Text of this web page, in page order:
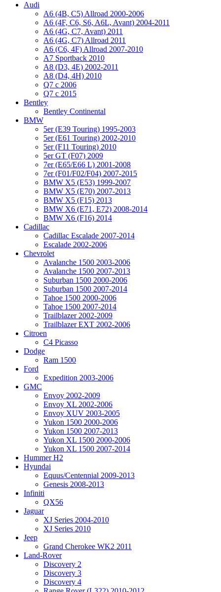
Audi
A6 (4B, C5) Allroad 2000-2006
A6 (4F, C6, S6, A6L, Avant) 2004-2011
A6 (4G, C7, Avant) 2011
A6 (4G, C7) Allroad 2011
A6 (C6, 4F) Allroad 2007-2010
A7 Sportback 2010
A8 (D3, 4E) 2002-2011
A8 (D4, 4H) 2010
Q7 с 2006
Q7 с 2015
Bentley
Bentley Continental
BMW
5er (E39 Touring) 1995-2003
5er (E61 Touring) 2002-2010
5er (F11 Touring) 2010
5er GT (F07) 2009
7er (E65/E66 L) 2001-2008
7er (F01/F02/F04) 2007-2015
BMW X5 (E53) 1999-2007
BMW X5 (E70) 2007-2013
BMW X5 (F15) 2013
BMW X6 (E71, E72) 2008-2014
BMW X6 (F16) 2014
Cadillac
Cadillac Escalade 2007-2014
Escalade 2002-2006
Chevrolet
Avalanche 1500 2003-2006
Avalanche 1500 2007-2013
Suburban 1500 2000-2006
Suburban 1500 2007-2014
Tahoe 1500 2000-2006
Tahoe 1500 2007-2014
Trailblazer 2002-2009
Trailblazer EXT 2002-2006
Citroen
C4 Picasso
Dodge
Ram 1500
Ford
Expedition 2003-2006
GMC
Envoy 2002-2009
Envoy XL 2002-2006
Envoy XUV 2003-2005
Yukon 1500 2000-2006
Yukon 1500 2007-2013
Yukon XL 1500 2000-2006
Yukon XL 1500 2007-2014
Hummer H2
Hyundai
Equus/Centennial 2009-2013
Genesis 2008-2013
Infiniti
QX56
Jaguar
XJ Series 2004-2010
XJ Series 2010
Jeep
Grand Cherokee WK2 2011
Land-Rover
Discovery 2
Discovery 3
Discovery 4